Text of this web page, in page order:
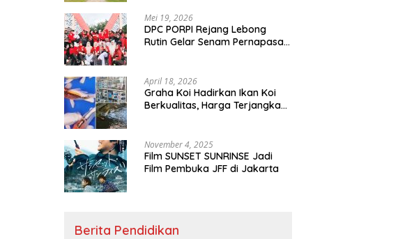
Mei 19, 2026
DPC PORPI Rejang Lebong
Rutin Gelar Senam Pernapasan
April 18, 2026
Graha Koi Hadirkan Ikan Koi
Berkualitas, Harga Terjangkau
November 4, 2025
Film SUNSET SUNRINSE Jadi
Film Pembuka JFF di Jakarta
Berita Pendidikan